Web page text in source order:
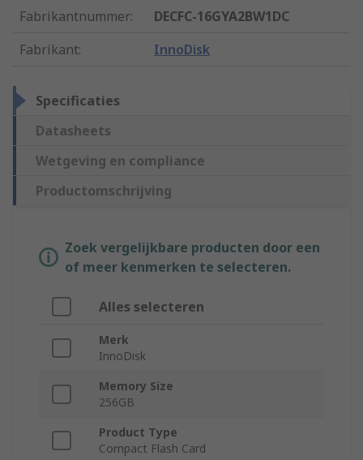
Fabrikantnummer:
DECFC-16GYA2BW1DC
Fabrikant: InnoDisk
Specificaties
Datasheets
Wetgeving en compliance
Productomschrijving
Zoek vergelijkbare producten door een
of meer kenmerken te selecteren.
Alles selecteren
Merk
InnoDisk
Memory Size
256GB
Product Type
Compact Flash Card